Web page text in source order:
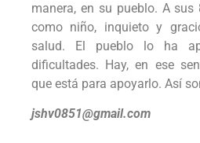
manera, en su pueblo. A
como niño, inquieto y
salud. El pueblo lo ha
dificultades. Hay, en ese
que está para apoyarlo. Así
jshv0851@gmail.com